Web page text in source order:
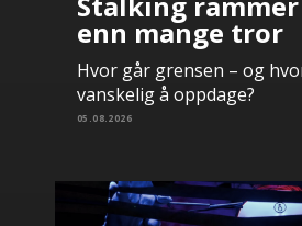
enn mange tror
Hvor går grensen – og
vanskelig å oppdage?
05.08.2026